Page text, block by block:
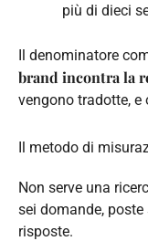
più di dieci
Il denominatore
brand incontra la
vengono tradotte, e
Il metodo di
Non serve una
sei domande,
risposte.